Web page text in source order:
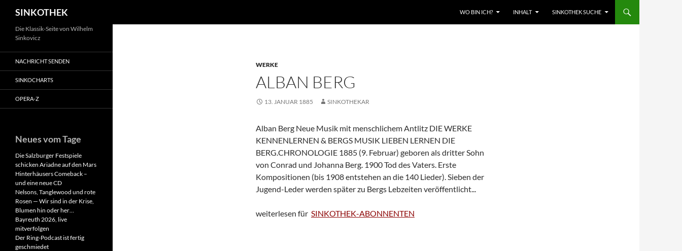
Inhalt
springen
SINKOTHEK WO BIN ICH? INHALT SINKOTHEK SUCHE
WERKE
ALBAN BERG
13. JANUAR 1885 SINKOTHEKAR
Alban Berg Neue Musik mit menschlichem Antlitz DIE WERKE
KENNENLERNEN & BERGS MUSIK LIEBEN LERNEN DIE
BERG.CHRONOLOGIE 1885 (9. Februar) geboren als dritter Sohn
von Conrad und Johanna Berg. 1900 Tod des Vaters. Erste
Kompositionen (bis 1908 entstehen an die 140 Lieder). Sieben der
Jugend-Leder werden später zu Bergs Lebzeiten veröffentlicht...
weiterlesen für SINKOTHEK-ABONNENTEN
Die Klassik-Seite von Wilhelm
Sinkovicz
NACHRICHT SENDEN
SINKOCHARTS
OPERA-Z
Neues vom Tage
Die Salzburger Festspiele
schicken Ariadne auf den Mars
Hinterhäusers Comeback –
und eine neue CD
Nelsons, Tanglewood und rote
Rosen — Wir sind in der Krise,
Blumen hin oder her…
Bayreuth 2026, live
mitverfolgen
Der Ring-Podcast ist fertig
geschmiedet